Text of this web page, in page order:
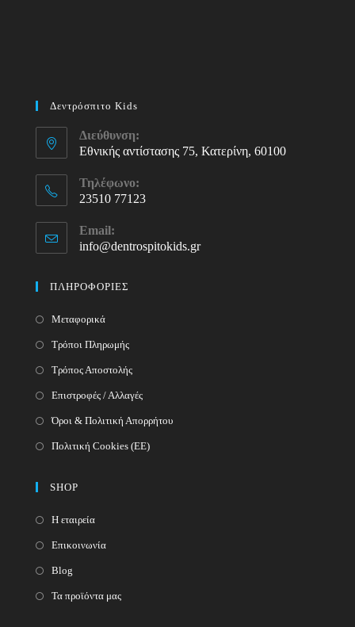
Δεντρόσπιτο Kids
Διεύθυνση:
Εθνικής αντίστασης 75, Κατερίνη, 60100
Τηλέφωνο:
23510 77123
in
your
Email:
info@dentrospitokids.grOpens
ΠΛΗΡΟΦΟΡΙΕΣ
Μεταφορικά
Τρόποι Πληρωμής
Τρόπος Αποστολής
Επιστροφές / Αλλαγές
Όροι & Πολιτική Απορρήτου
Πολιτική Cookies (ΕΕ)
SHOP
Η εταιρεία
Επικοινωνία
Blog
Τα προϊόντα μας